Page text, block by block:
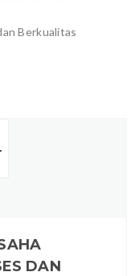
Berkualitas
DAN